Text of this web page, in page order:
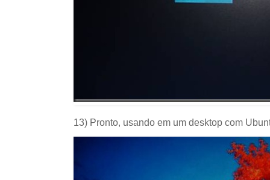
13) Pronto, usando em um desktop com